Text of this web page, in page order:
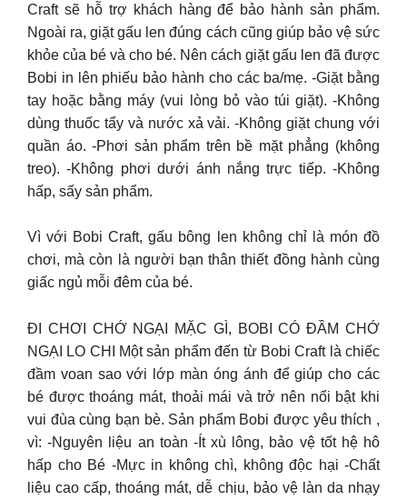
Craft sẽ hỗ trợ khách hàng để bảo hành sản phẩm.
Ngoài ra, giặt gấu len đúng cách cũng giúp bảo vệ sức
khỏe của bé và cho bé. Nên cách giặt gấu len đã được
Bobi in lên phiếu bảo hành cho các ba/mẹ. -Giặt bằng
tay hoặc bằng máy (vui lòng bỏ vào túi giặt). -Không
dùng thuốc tẩy và nước xả vải. -Không giặt chung với
quần áo. -Phơi sản phẩm trên bề mặt phẳng (không
treo). -Không phơi dưới ánh nắng trực tiếp. -Không
hấp, sấy sản phẩm.
Vì với Bobi Craft, gấu bông len không chỉ là món đồ
chơi, mà còn là người bạn thân thiết đồng hành cùng
giấc ngủ mỗi đêm của bé.
ĐI CHƠI CHỚ NGẠI MẶC GÌ, BOBI CÓ ĐẦM CHỚ
NGẠI LO CHI Một sản phẩm đến từ Bobi Craft là chiếc
đầm voan sao với lớp màn óng ánh để giúp cho các
bé được thoáng mát, thoải mái và trở nên nổi bật khi
vui đùa cùng bạn bè. Sản phẩm Bobi được yêu thích ,
vì: -Nguyên liệu an toàn -Ít xù lông, bảo vệ tốt hệ hô
hấp cho Bé -Mực in không chì, không độc hại -Chất
liệu cao cấp, thoáng mát, dễ chịu, bảo vệ làn da nhạy